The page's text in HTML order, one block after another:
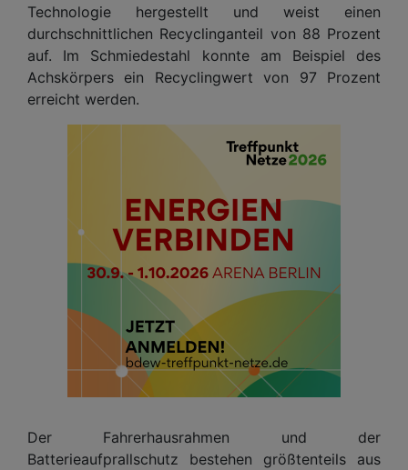
Technologie hergestellt und weist einen
durchschnittlichen Recyclinganteil von 88 Prozent
auf. Im Schmiedestahl konnte am Beispiel des
Achskörpers ein Recyclingwert von 97 Prozent
erreicht werden.
Der Fahrerhausrahmen und der
Batterieaufprallschutz bestehen größtenteils aus